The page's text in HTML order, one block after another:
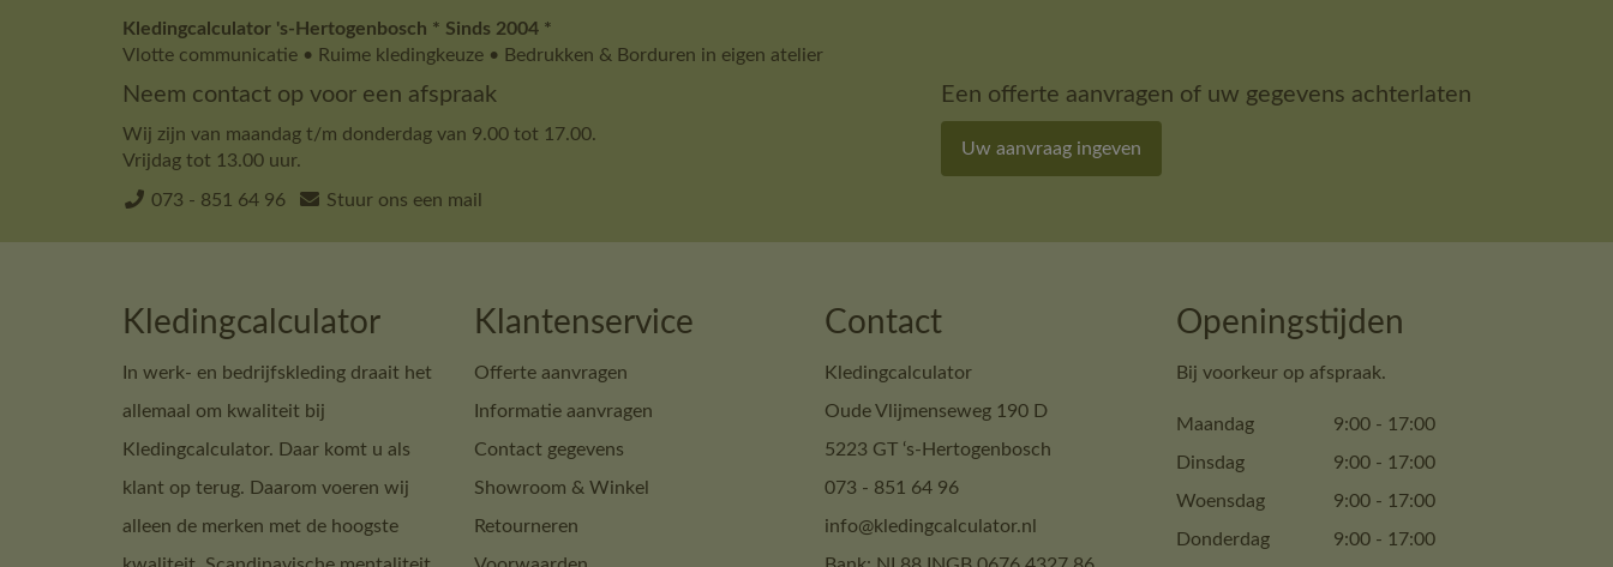
Kledingcalculator 's-Hertogenbosch * Sinds 2004 *
Vlotte communicatie • Ruime kledingkeuze • Bedrukken & Borduren in eigen atelier
Neem contact op voor een afspraak
Wij zijn van maandag t/m donderdag van 9.00 tot 17.00.
Vrijdag tot 13.00 uur.
073 - 851 64 96 Stuur ons een mail
Een offerte aanvragen of uw gegevens achterlaten
Uw aanvraag ingeven
Kledingcalculator
In werk- en bedrijfskleding draait het
allemaal om kwaliteit bij
Kledingcalculator. Daar komt u als
klant op terug. Daarom voeren wij
alleen de merken met de hoogste
Klantenservice
Offerte aanvragen
Informatie aanvragen
Contact gegevens
Showroom & Winkel
Retourneren
Contact
Kledingcalculator
Oude Vlijmenseweg 190 D
5223 GT ‘s-Hertogenbosch
073 - 851 64 96
info@kledingcalculator.nl
Openingstijden
Bij voorkeur op afspraak.
Maandag 9:00 - 17:00
Dinsdag
9:00 - 17:00
Woensdag
9:00 - 17:00
Donderdag
9:00 - 17:00